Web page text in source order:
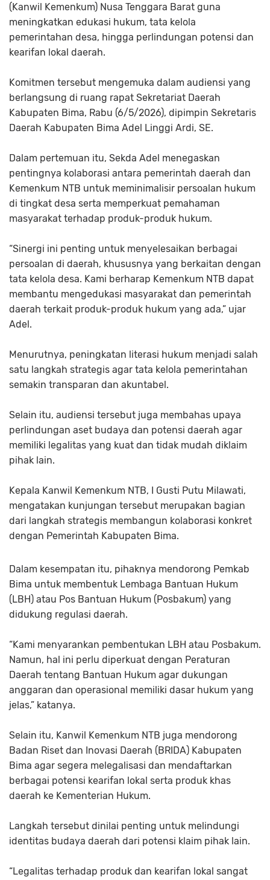
(Kanwil Kemenkum) Nusa Tenggara Barat guna
meningkatkan edukasi hukum, tata kelola
pemerintahan desa, hingga perlindungan potensi dan
kearifan lokal daerah.
Komitmen tersebut mengemuka dalam audiensi yang
berlangsung di ruang rapat Sekretariat Daerah
Kabupaten Bima, Rabu (6/5/2026), dipimpin Sekretaris
Daerah Kabupaten Bima Adel Linggi Ardi, SE.
Dalam pertemuan itu, Sekda Adel menegaskan
pentingnya kolaborasi antara pemerintah daerah dan
Kemenkum NTB untuk meminimalisir persoalan hukum
di tingkat desa serta memperkuat pemahaman
masyarakat terhadap produk-produk hukum.
“Sinergi ini penting untuk menyelesaikan berbagai
persoalan di daerah, khususnya yang berkaitan dengan
tata kelola desa. Kami berharap Kemenkum NTB dapat
membantu mengedukasi masyarakat dan pemerintah
daerah terkait produk-produk hukum yang ada,” ujar
Adel.
Menurutnya, peningkatan literasi hukum menjadi salah
satu langkah strategis agar tata kelola pemerintahan
semakin transparan dan akuntabel.
Selain itu, audiensi tersebut juga membahas upaya
perlindungan aset budaya dan potensi daerah agar
memiliki legalitas yang kuat dan tidak mudah diklaim
pihak lain.
Kepala Kanwil Kemenkum NTB, I Gusti Putu Milawati,
mengatakan kunjungan tersebut merupakan bagian
dari langkah strategis membangun kolaborasi konkret
dengan Pemerintah Kabupaten Bima.
Dalam kesempatan itu, pihaknya mendorong Pemkab
Bima untuk membentuk Lembaga Bantuan Hukum
(LBH) atau Pos Bantuan Hukum (Posbakum) yang
didukung regulasi daerah.
“Kami menyarankan pembentukan LBH atau Posbakum.
Namun, hal ini perlu diperkuat dengan Peraturan
Daerah tentang Bantuan Hukum agar dukungan
anggaran dan operasional memiliki dasar hukum yang
jelas,” katanya.
Selain itu, Kanwil Kemenkum NTB juga mendorong
Badan Riset dan Inovasi Daerah (BRIDA) Kabupaten
Bima agar segera melegalisasi dan mendaftarkan
berbagai potensi kearifan lokal serta produk khas
daerah ke Kementerian Hukum.
Langkah tersebut dinilai penting untuk melindungi
identitas budaya daerah dari potensi klaim pihak lain.
“Legalitas terhadap produk dan kearifan lokal sangat